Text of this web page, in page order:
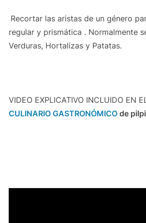
Recortar las aristas de un género
regular y prismática . Normalmente
Verduras, Hortalizas y Patatas.
VIDEO EXPLICATIVO INCLUIDO EN
CULINARIO GASTRONÓMICO de